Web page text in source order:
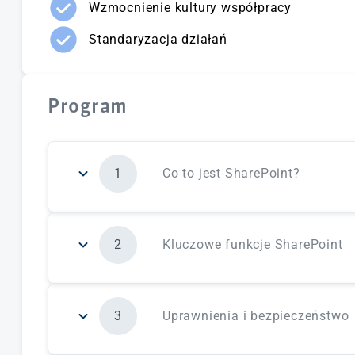
Wzmocnienie kultury współpracy
Standaryzacja działań
Program
1 Co to jest SharePoint?
W tym module dowiesz się:
czym jest Microsoft SharePoint –
treścią.
SharePoint umożliwia organizacjom
organizowanie i udostępnianie informacji
poznasz podstawowe funkcje SharePoint,
2 Kluczowe funkcje SharePoint
W tym module zapoznasz się z:
wszechstronną platformą SharePoint, która
współpracę w organizacji;
3 Uprawnienia i bezpieczeństwo